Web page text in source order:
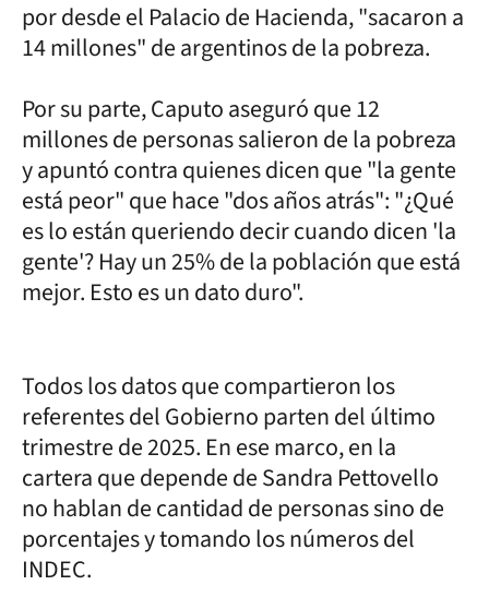
por desde el Palacio de Hacienda, "sacaron a
14 millones" de argentinos de la pobreza.
Por su parte, Caputo aseguró que 12
millones de personas salieron de la pobreza
y apuntó contra quienes dicen que "la gente
está peor" que hace "dos años atrás": "¿Qué
es lo están queriendo decir cuando dicen 'la
gente'? Hay un 25% de la población que está
mejor. Esto es un dato duro".
Todos los datos que compartieron los
referentes del Gobierno parten del último
trimestre de 2025. En ese marco, en la
cartera que depende de Sandra Pettovello
no hablan de cantidad de personas sino de
porcentajes y tomando los números del
INDEC.